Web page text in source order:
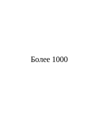
Более 1000